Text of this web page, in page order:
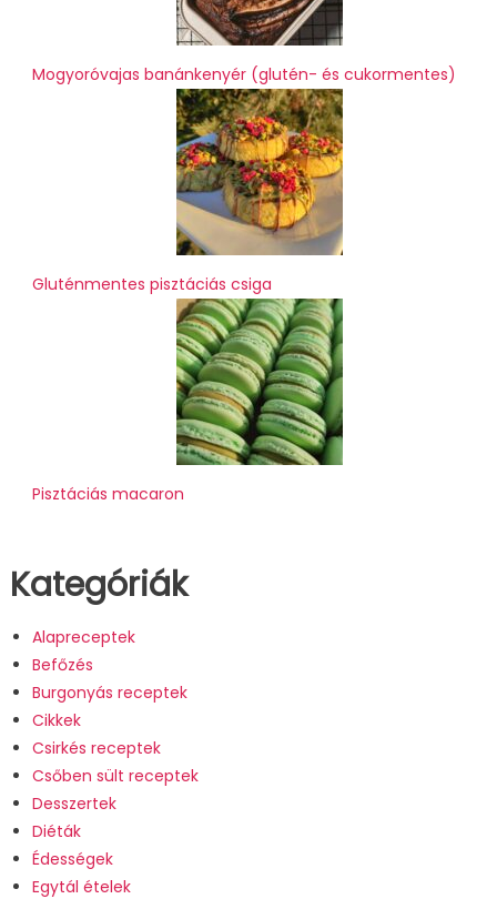
Mogyoróvajas banánkenyér (glutén- és cukormentes)
Gluténmentes pisztáciás csiga
Pisztáciás macaron
Kategóriák
Alapreceptek
Befőzés
Burgonyás receptek
Cikkek
Csirkés receptek
Csőben sült receptek
Desszertek
Diéták
Édességek
Egytál ételek